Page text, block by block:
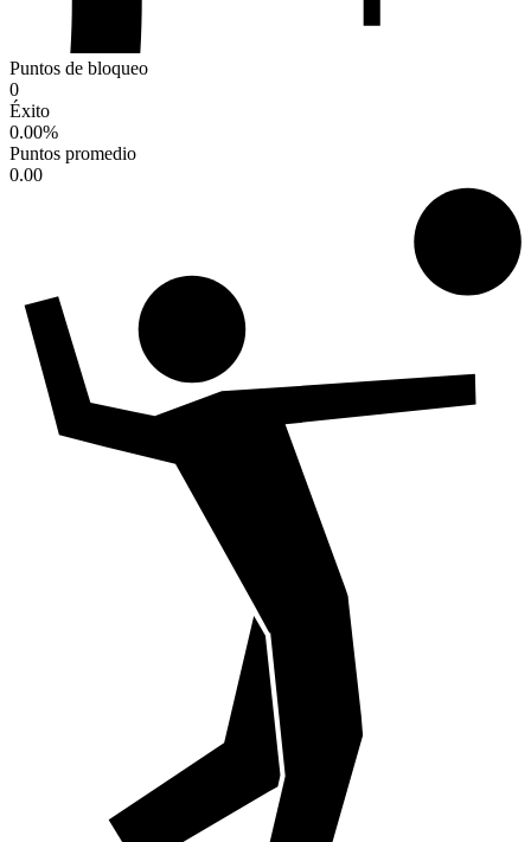
Puntos de bloqueo
0
Éxito
0.00%
Puntos promedio
0.00